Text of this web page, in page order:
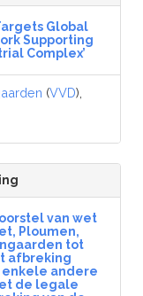
Global
Supporting
Complex’
(VVD),
van wet
Ploumen,
tot
afbreking
enkele andere
de legale